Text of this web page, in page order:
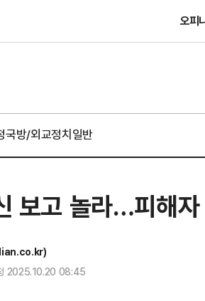
오피
국방/외교정치일반
보고 놀라…피해
2025.10.20 08:45